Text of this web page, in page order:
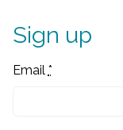
Sign up
Email *